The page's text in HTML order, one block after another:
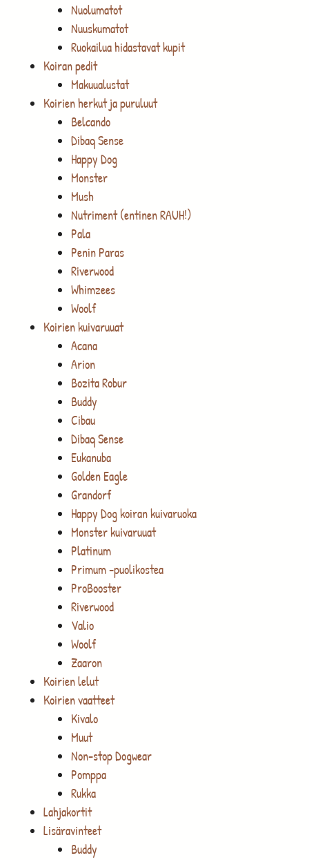
Nuolumatot
Nuuskumatot
Ruokailua hidastavat kupit
Koiran pedit
Makuualustat
Koirien herkut ja puruluut
Belcando
Dibaq Sense
Happy Dog
Monster
Mush
Nutriment (entinen RAUH!)
Pala
Penin Paras
Riverwood
Whimzees
Woolf
Koirien kuivaruuat
Acana
Arion
Bozita Robur
Buddy
Cibau
Dibaq Sense
Eukanuba
Golden Eagle
Grandorf
Happy Dog koiran kuivaruoka
Monster kuivaruuat
Platinum
Primum -puolikostea
ProBooster
Riverwood
Valio
Woolf
Zaaron
Koirien lelut
Koirien vaatteet
Kivalo
Muut
Non-stop Dogwear
Pomppa
Rukka
Lahjakortit
Lisäravinteet
Buddy